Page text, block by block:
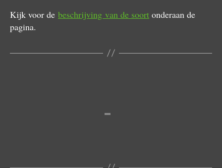
Kijk voor de beschrijving van de soort onderaan de
pagina.